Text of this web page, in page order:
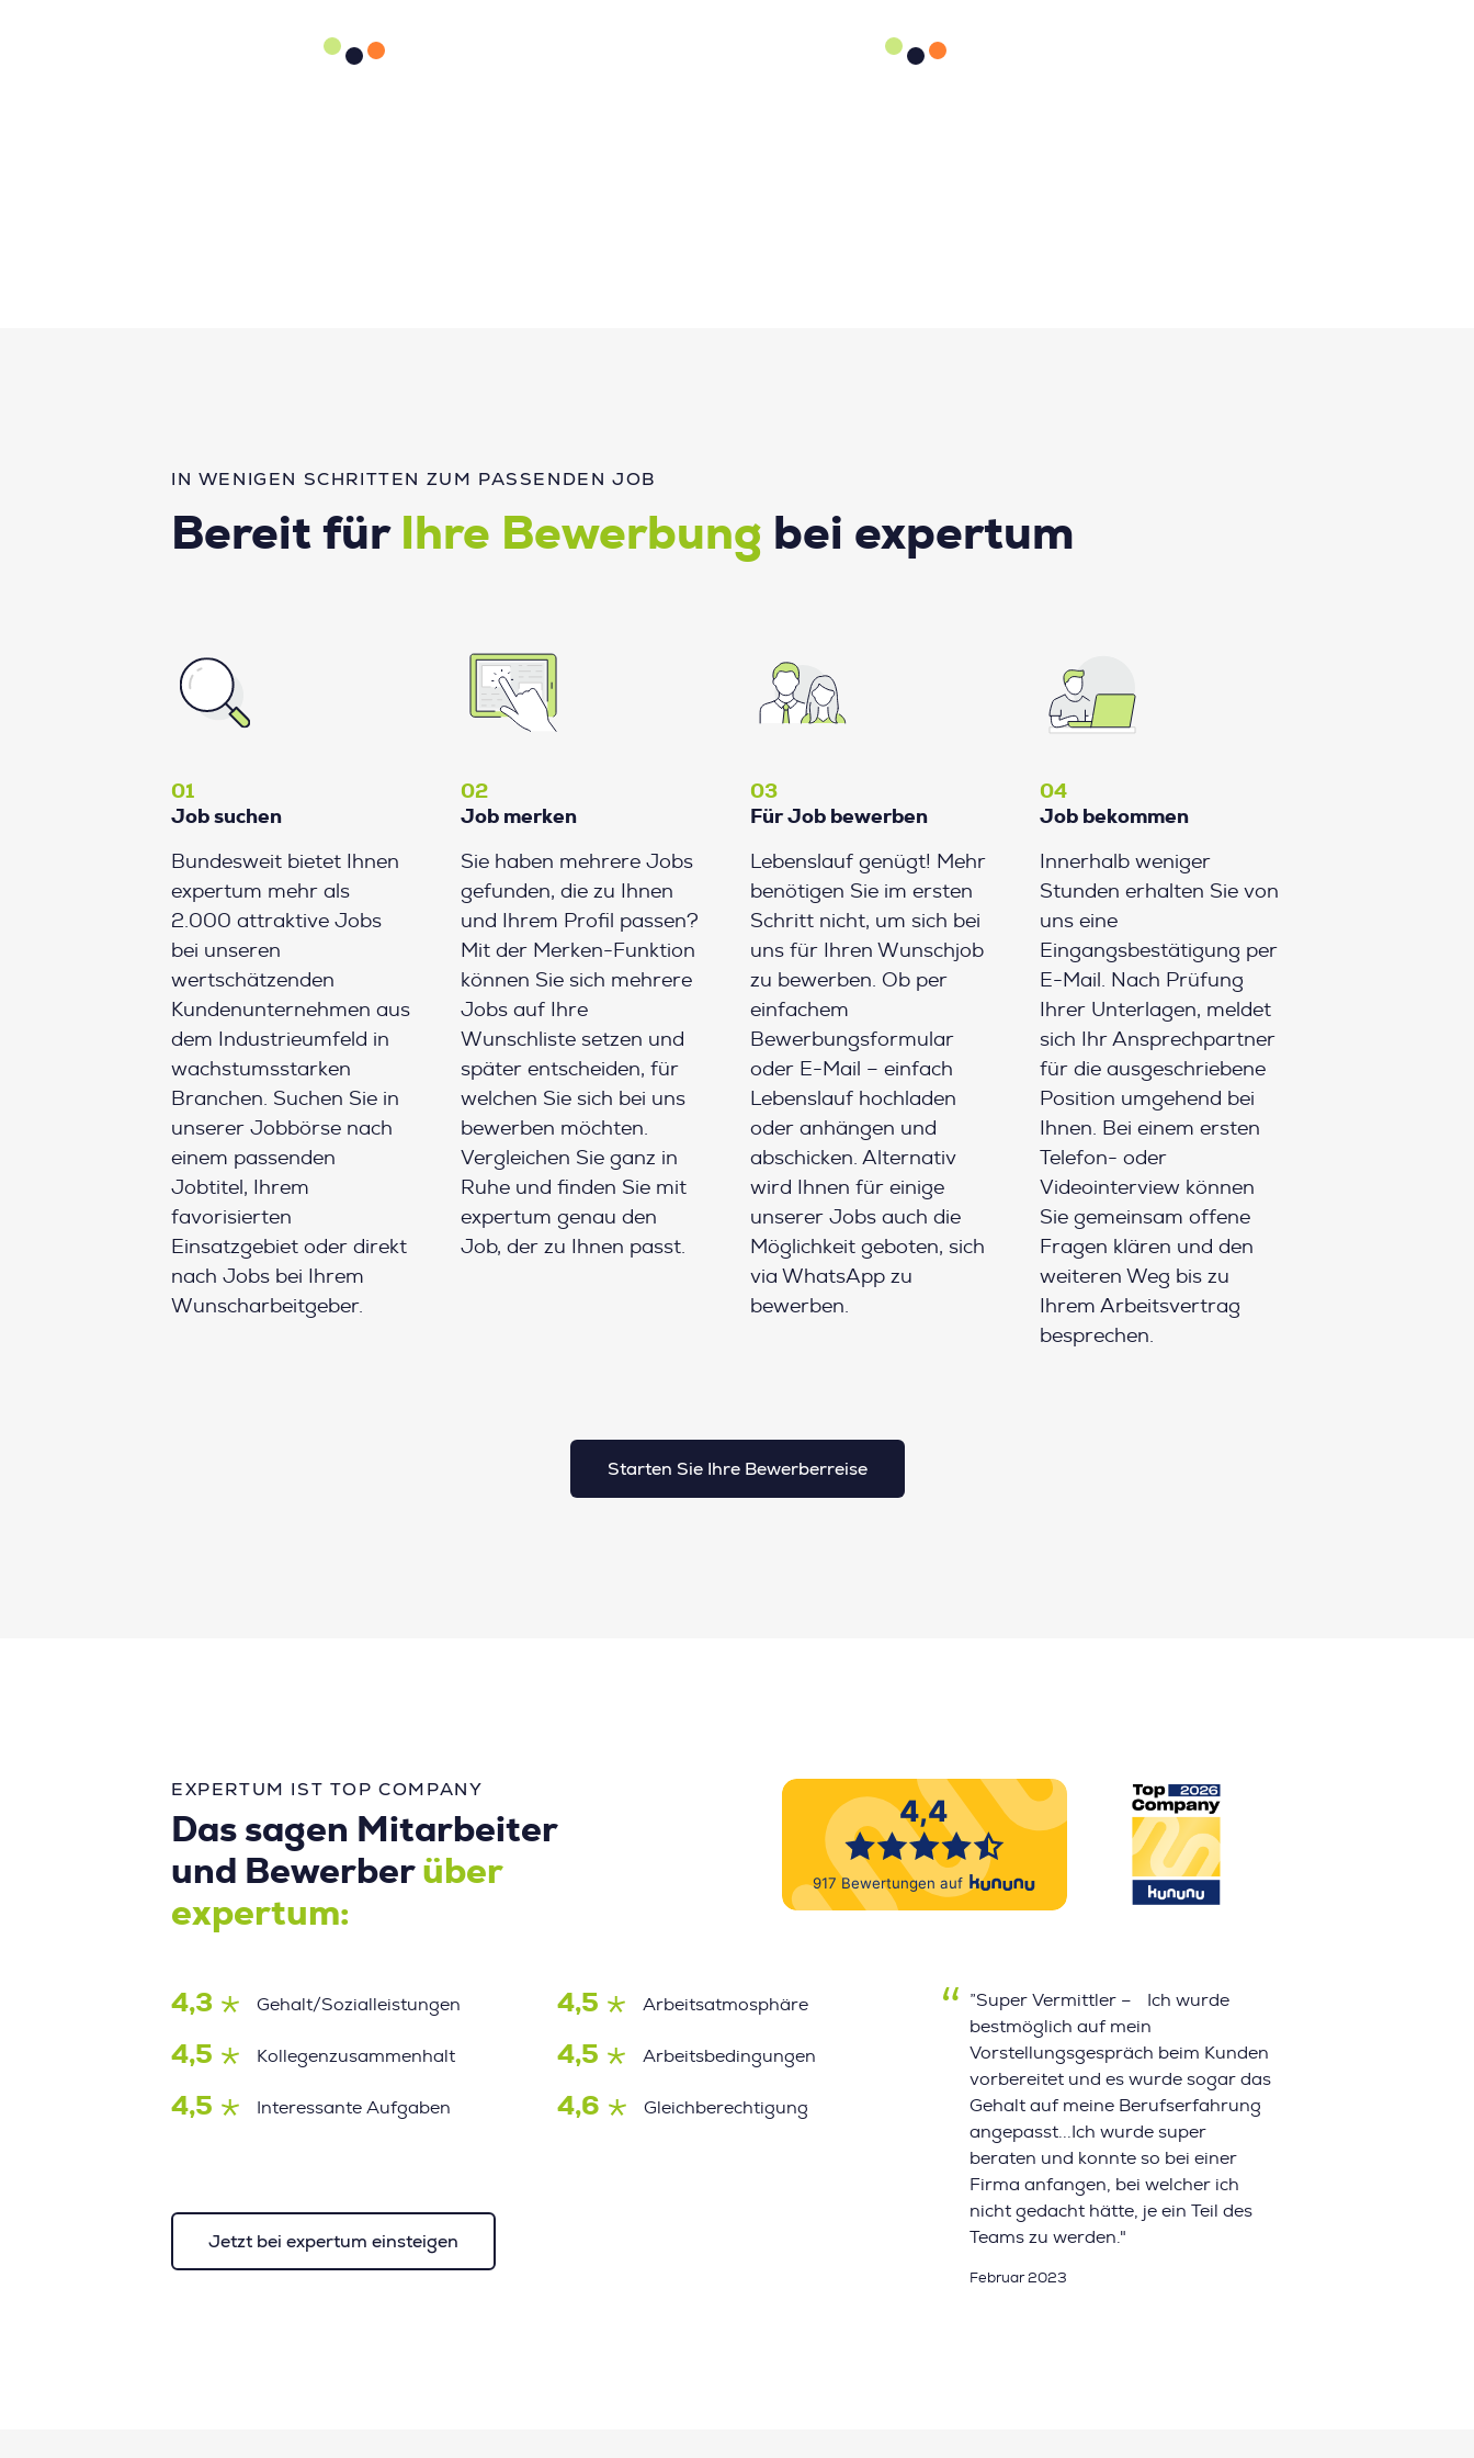
IN WENIGEN SCHRITTEN ZUM PASSENDEN JOB
Bereit für Ihre Bewerbung bei expertum
01
Job suchen
Bundesweit bietet Ihnen
expertum mehr als
2.000 attraktive Jobs
bei unseren
wertschätzenden
Kundenunternehmen aus
dem Industrieumfeld in
wachstumsstarken
Branchen. Suchen Sie in
unserer Jobbörse nach
einem passenden
Jobtitel, Ihrem
favorisierten
Einsatzgebiet oder direkt
nach Jobs bei Ihrem
Wunscharbeitgeber.
02
Job merken
Sie haben mehrere Jobs
gefunden, die zu Ihnen
und Ihrem Profil passen?
Mit der Merken-Funktion
können Sie sich mehrere
Jobs auf Ihre
Wunschliste setzen und
später entscheiden, für
welchen Sie sich bei uns
bewerben möchten.
Vergleichen Sie ganz in
Ruhe und finden Sie mit
expertum genau den
Job, der zu Ihnen passt.
03
Für Job bewerben
Lebenslauf genügt! Mehr
benötigen Sie im ersten
Schritt nicht, um sich bei
uns für Ihren Wunschjob
zu bewerben. Ob per
einfachem
Bewerbungsformular
oder E-Mail – einfach
Lebenslauf hochladen
oder anhängen und
abschicken. Alternativ
wird Ihnen für einige
unserer Jobs auch die
Möglichkeit geboten, sich
via WhatsApp zu
bewerben.
04
Job bekommen
Innerhalb weniger
Stunden erhalten Sie von
uns eine
Eingangsbestätigung per
E-Mail. Nach Prüfung
Ihrer Unterlagen, meldet
sich Ihr Ansprechpartner
für die ausgeschriebene
Position umgehend bei
Ihnen. Bei einem ersten
Telefon- oder
Videointerview können
Sie gemeinsam offene
Fragen klären und den
weiteren Weg bis zu
Ihrem Arbeitsvertrag
besprechen.
Starten Sie Ihre Bewerberreise
EXPERTUM IST TOP COMPANY
Das sagen Mitarbeiter
und Bewerber über
expertum:
4,3 Gehalt/Sozialleistungen 4,5 Arbeitsatmosphäre
4,5 Kollegenzusammenhalt 4,5 Arbeitsbedingungen
4,5 Interessante Aufgaben 4,6 Gleichberechtigung
Jetzt bei expertum einsteigen
”Super Vermittler – Ich wurde
bestmöglich auf mein
Vorstellungsgespräch beim Kunden
vorbereitet und es wurde sogar das
Gehalt auf meine Berufserfahrung
angepasst...Ich wurde super
beraten und konnte so bei einer
Firma anfangen, bei welcher ich
nicht gedacht hätte, je ein Teil des
Teams zu werden."
Februar 2023